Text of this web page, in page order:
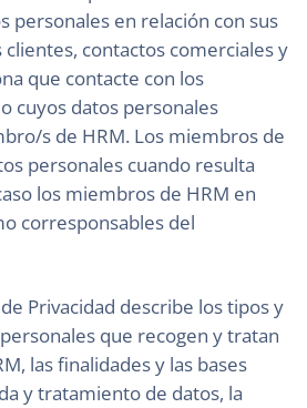
personales en relación con sus
contactos comerciales y
que contacte con los
cuyos datos personales
s de HRM. Los miembros de
personales cuando resulta
los miembros de HRM en
corresponsables del
Privacidad describe los tipos y
que recogen y tratan
las finalidades y las bases
y tratamiento de datos, la